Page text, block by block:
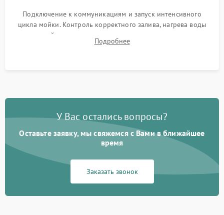
Подключение к коммуникациям и запуск интенсивного
цикла мойки. Контроль корректного залива, нагрева воды
до нужной температуры, отсутствия посторонних шумов,
штатного слива и абсолютной сухости в поддоне.
Подробнее
У Вас остались вопросы?
Оставьте заявку, мы свяжемся с Вами в ближайшее
время
Заказать звонок